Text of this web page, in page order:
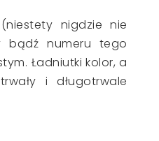
(niestety nigdzie nie
bądź numeru tego
Ładniutki kolor, a
i długotrwale